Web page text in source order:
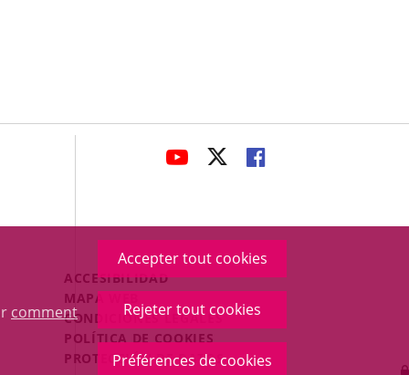
comment
Accepter tout cookies
Rejeter tout cookies
Préférences de cookies
ENLACE
APLICACIÓN
EXTERNA.
ENLACE
APLICACIÓN
EXTERNA.
ENLACE
APLICACIÓN
EXTERNA.
Menú
Legal
Footer
ACCESIBILIDAD
MAPA WEB
CONDICIONES LEGALES
POLÍTICA DE COOKIES
PROTECCIÓN DE DATOS